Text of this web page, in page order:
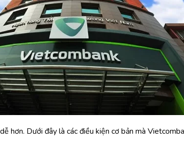
hơn. Dưới đây là các điều kiện cơ bản mà